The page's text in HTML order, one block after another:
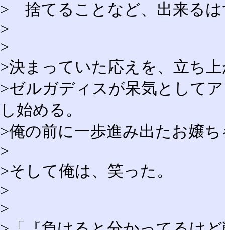
> 捨てることなど、出来るは
>
>
>決まっていた応えを、立ち
>ゼルガディスが呆気として
し始める。
>俺の前に一歩進み出たお嬢
>
>そして俺は、笑った。
>
>